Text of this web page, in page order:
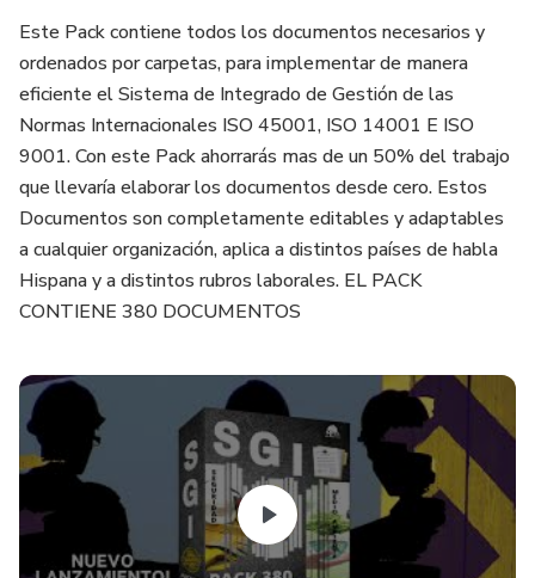
Este Pack contiene todos los documentos necesarios y
ordenados por carpetas, para implementar de manera
eficiente el Sistema de Integrado de Gestión de las
Normas Internacionales ISO 45001, ISO 14001 E ISO
9001. Con este Pack ahorrarás mas de un 50% del trabajo
que llevaría elaborar los documentos desde cero. Estos
Documentos son completamente editables y adaptables
a cualquier organización, aplica a distintos países de habla
Hispana y a distintos rubros laborales. EL PACK
CONTIENE 380 DOCUMENTOS